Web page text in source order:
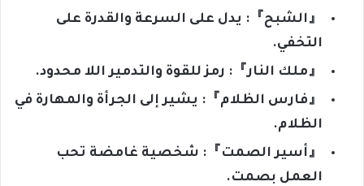
『الشبح』: يدل على السرعة والقدرة على
التخفي.
『ملك النار』: رمز للقوة والتدمير اللا محدود.
『فارس الظلام』: يشير إلى الجرأة والمهارة في
الظلام.
『أسير الصمت』: شخصية غامضة تحب
العمل بصمت.